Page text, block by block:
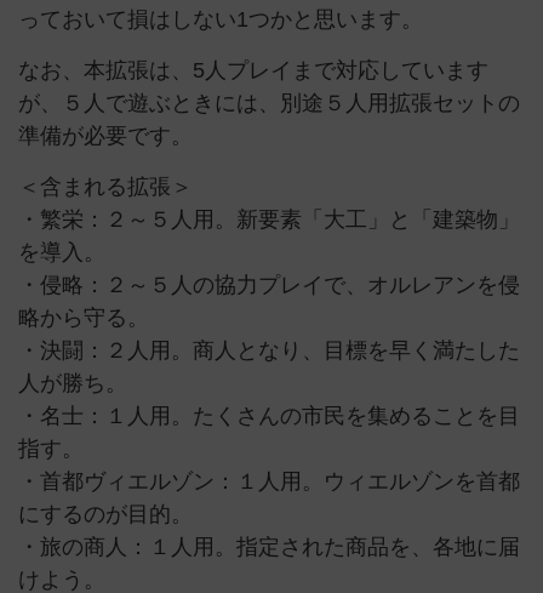
っておいて損はしない1つかと思います。
なお、本拡張は、5人プレイまで対応しています
が、５人で遊ぶときには、別途５人用拡張セットの
準備が必要です。
＜含まれる拡張＞
・繁栄：２～５人用。新要素「大工」と「建築物」
を導入。
・侵略：２～５人の協力プレイで、オルレアンを侵
略から守る。
・決闘：２人用。商人となり、目標を早く満たした
人が勝ち。
・名士：１人用。たくさんの市民を集めることを目
指す。
・首都ヴィエルゾン：１人用。ウィエルゾンを首都
にするのが目的。
・旅の商人：１人用。指定された商品を、各地に届
けよう。